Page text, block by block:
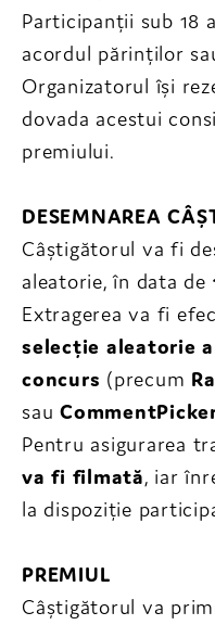
Participanții sub 18
acordul părinților
Organizatorul își
dovada acestui
premiului.
DESEMNAREA
Câștigătorul va fi
aleatorie, în data de
Extragerea va fi
selecție aleatorie
concurs (precum
sau
Pentru asigurarea
va fi filmată, iar
la dispoziție
PREMIUL
Câștigătorul va